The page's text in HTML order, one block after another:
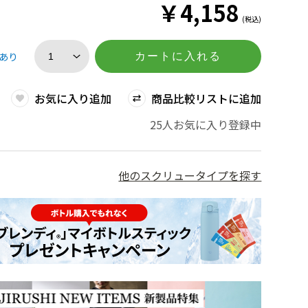
￥4,158 (税込)
り カートに入れる
お気に入り追加
商品比較リストに追加
25人お気に入り登録中
他のスクリュータイプを探す